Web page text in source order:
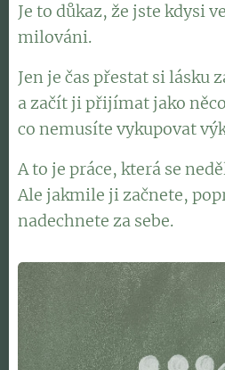
Je to důkaz, že jste kdysi
milováni.
Jen je čas přestat si lásku
a začít ji přijímat jako
co nemusíte vykupovat
A to je práce, která se
Ale jakmile ji začnete,
nadechnete za sebe.